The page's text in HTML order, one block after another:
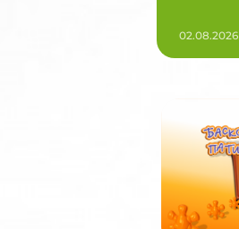
02.08.2026